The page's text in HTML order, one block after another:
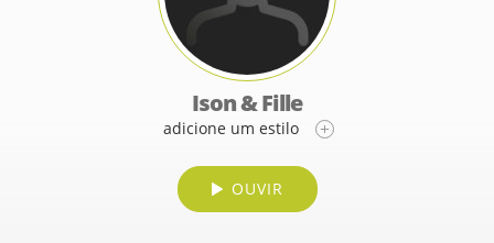
Ison & Fille
adicione um estilo
OUVIR